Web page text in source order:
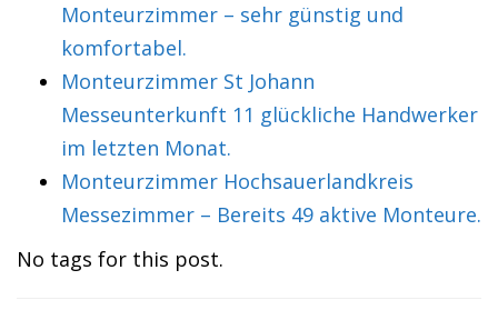
Monteurzimmer – sehr günstig und
komfortabel.
Monteurzimmer St Johann
Messeunterkunft 11 glückliche Handwerker
im letzten Monat.
Monteurzimmer Hochsauerlandkreis
Messezimmer – Bereits 49 aktive Monteure.
No tags for this post.